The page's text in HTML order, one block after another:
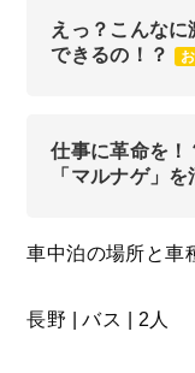
えっ？こんな
できるの！？
仕事に革命を
「マルナゲ」
車中泊の場所と車
長野 | バス | 2人